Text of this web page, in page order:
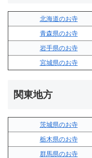
北海道のお寺
青森県のお寺
岩手県のお寺
宮城県のお寺
関東地方
茨城県のお寺
栃木県のお寺
群馬県のお寺